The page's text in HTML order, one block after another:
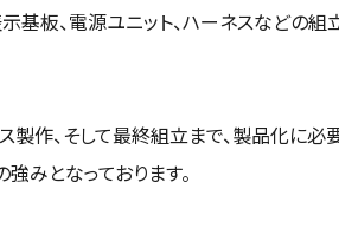
基板、電源ユニット、ハーネスなどの
製作、そして最終組立まで、製品化に
みとなっております。